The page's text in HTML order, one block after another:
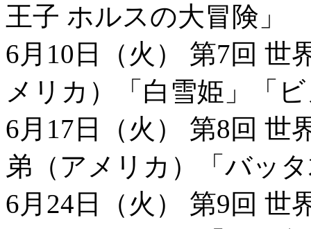
王子 ホルスの大冒険」
6月10日（火） 第7回
メリカ）「白雪姫」「
6月17日（火） 第8回
弟（アメリカ）「バッ
6月24日（火） 第9回